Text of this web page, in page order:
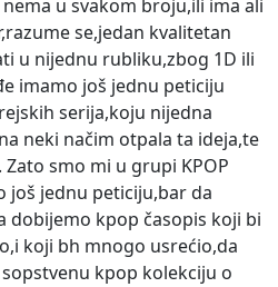
u svakom broju,ili ima ali
se,jedan kvalitetan
u nijednu rubliku,zbog 1D ili
imamo još jednu peticiju
serija,koju nijedna
neki načim otpala ta ideja,te
smo mi u grupi KPOP
još jednu peticiju,bar da
dobijemo kpop časopis koji bi
koji bh mnogo usrećio,da
kpop kolekciju o